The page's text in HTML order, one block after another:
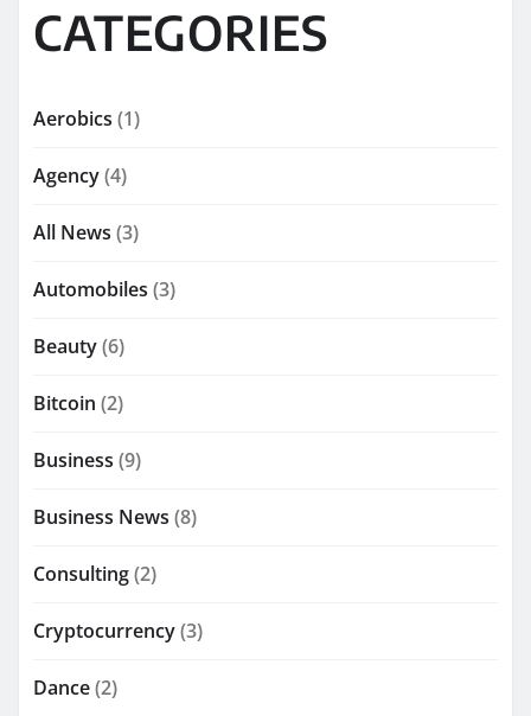
CATEGORIES
Aerobics (1)
Agency(4)
All News (3)
Automobiles (3)
Beauty(6)
Bitcoin (2)
Business (9)
Business News (8)
Consulting(2)
Cryptocurrency(3)
Dance(2)